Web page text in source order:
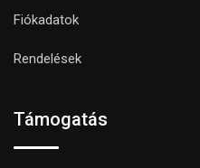
Fiókadatok
Rendelések
Támogatás